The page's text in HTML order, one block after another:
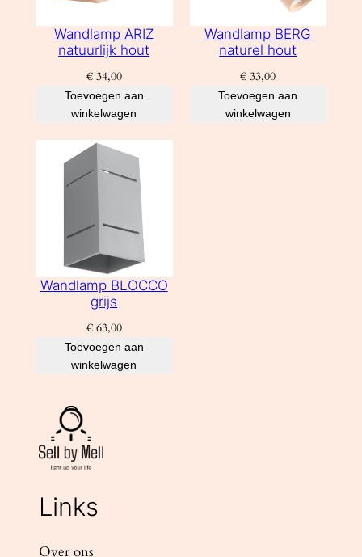
Wandlamp ARIZ
natuurlijk hout
€34,00
Toevoegen aan
winkelwagen
Wandlamp BERG
naturel hout
€ 33,00
Toevoegen aan
winkelwagen
Wandlamp BLOCCO
grijs
€63,00
Toevoegen aan
winkelwagen
Links
Over ons